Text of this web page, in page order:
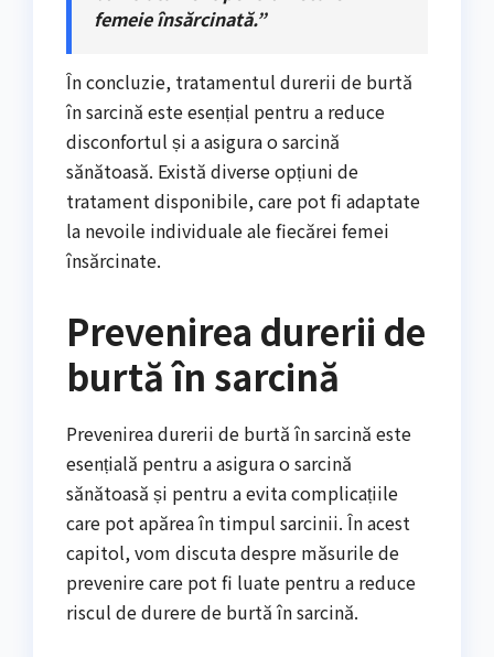
femeie însărcinată.”
În concluzie, tratamentul durerii de burtă
în sarcină este esențial pentru a reduce
disconfortul și a asigura o sarcină
sănătoasă. Există diverse opțiuni de
tratament disponibile, care pot fi adaptate
la nevoile individuale ale fiecărei femei
însărcinate.
Prevenirea durerii de
burtă în sarcină
Prevenirea durerii de burtă în sarcină este
esențială pentru a asigura o sarcină
sănătoasă și pentru a evita complicațiile
care pot apărea în timpul sarcinii. În acest
capitol, vom discuta despre măsurile de
prevenire care pot fi luate pentru a reduce
riscul de durere de burtă în sarcină.